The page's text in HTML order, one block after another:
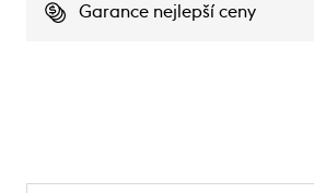
Garance nejlepší ceny